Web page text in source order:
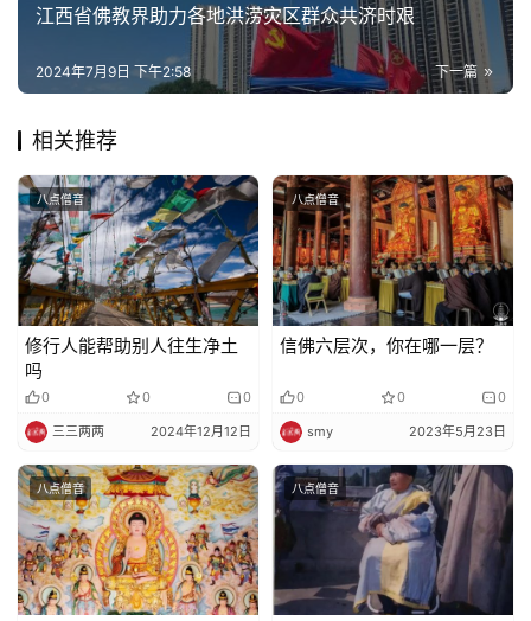
江西省佛教界助力各地洪涝灾区群众共济时艰
下一篇
2024年7月9日 下午2:58
相关推荐
八点僧音
修行人能帮助别人往生净土
吗
0 0 0
三三两两 2024年12月12日
八点僧音
信佛六层次，你在哪一层？
0 0 0
smy 2023年5月23日
八点僧音 八点僧音